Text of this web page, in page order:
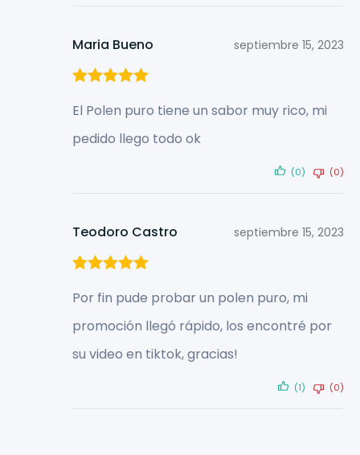
Maria Bueno septiembre 15, 2023
5 de 5
El Polen puro tiene un sabor muy rico, mi
pedido llego todo ok
(0) (0)
Teodoro Castro septiembre 15, 2023
5de 5
Por fin pude probar un polen puro, mi
promoción llegó rápido, los encontré por
su video en tiktok, gracias!
(1) (0)